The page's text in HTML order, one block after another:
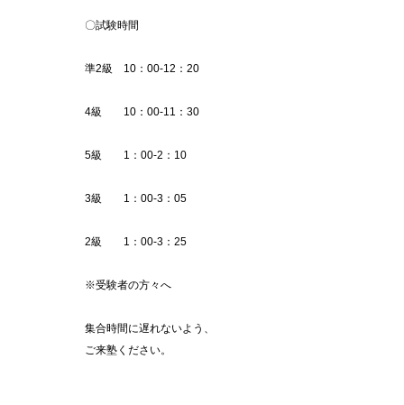
〇試験時間
準2級 10：00-12：20
4級 10：00-11：30
5級 1：00-2：10
3級 1：00-3：05
2級 1：00-3：25
※受験者の方々へ
集合時間に遅れないよう、
ご来塾ください。